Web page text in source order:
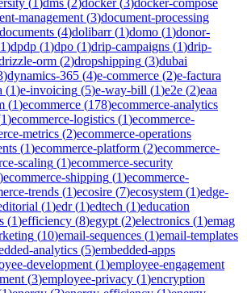
management (3)document-processing
documents (4)dolibarr(1)domo (1)donor-
1)dpdp (1)dpo (1)drip-campaigns (1)drip-
orm (2)dropshipping (3)dubai
)dynamics-365 (4)e-commerce (2)e-factura
(1)e-invoicing (5)e-way-bill (1)e2e (2)eaa
(1)ecommerce (178)ecommerce-analytics
1)ecommerce-logistics (1)ecommerce-
metrics (2)ecommerce-operations
(1)ecommerce-platform (2)ecommerce-
scaling (1)ecommerce-security
)ecommerce-shipping (1)ecommerce-
trends (1)ecosire (7)ecosystem (1)edge-
(1)edr(1)edtech (1)education
(1)efficiency (8)egypt (2)electronics (1)emag
(10)email-sequences (1)email-templates
analytics (5)embedded-apps
development (1)employee-engagement
(3)employee-privacy (1)encryption